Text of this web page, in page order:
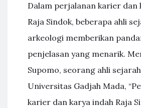
Dalam perjalanan karier dan
Raja Sindok, beberapa ahli
arkeologi memberikan
penjelasan yang menarik.
Supomo, seorang ahli
Universitas Gadjah Mada,
karier dan karya indah Raja